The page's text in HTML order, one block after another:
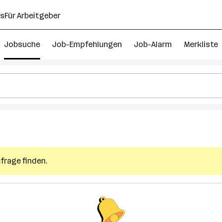
Für Arbeitgeber
Jobsuche Job-Empfehlungen Job-Alarm Merkliste
finden.